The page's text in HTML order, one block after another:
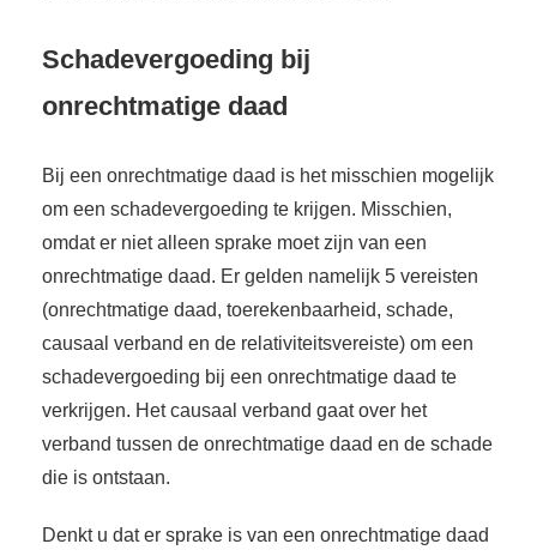
Schadevergoeding bij
onrechtmatige daad
Bij een onrechtmatige daad is het misschien mogelijk
om een schadevergoeding te krijgen. Misschien,
omdat er niet alleen sprake moet zijn van een
onrechtmatige daad. Er gelden namelijk 5 vereisten
(onrechtmatige daad, toerekenbaarheid, schade,
causaal verband en de relativiteitsvereiste) om een
schadevergoeding bij een onrechtmatige daad te
verkrijgen. Het causaal verband gaat over het
verband tussen de onrechtmatige daad en de schade
die is ontstaan.
Denkt u dat er sprake is van een onrechtmatige daad